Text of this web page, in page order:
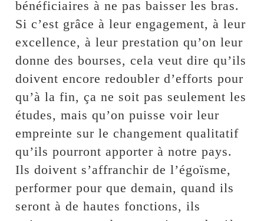
bénéficiaires à ne pas baisser les bras.
Si c’est grâce à leur engagement, à leur
excellence, à leur prestation qu’on leur
donne des bourses, cela veut dire qu’ils
doivent encore redoubler d’efforts pour
qu’à la fin, ça ne soit pas seulement les
études, mais qu’on puisse voir leur
empreinte sur le changement qualitatif
qu’ils pourront apporter à notre pays.
Ils doivent s’affranchir de l’égoïsme,
performer pour que demain, quand ils
seront à de hautes fonctions, ils